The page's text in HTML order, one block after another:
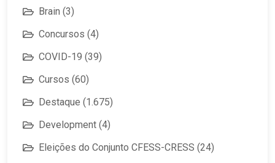
Brain (3)
Concursos (4)
COVID-19 (39)
Cursos (60)
Destaque (1.675)
Development (4)
Eleições do Conjunto CFESS-CRESS (24)